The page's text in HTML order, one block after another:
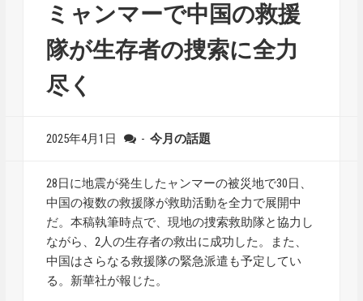
ミャンマーで中国の救援
隊が生存者の捜索に全力
尽く
2025年4月1日 - 今月の話題
28日に地震が発生したャンマーの被災地で30日、
中国の複数の救援隊が救助活動を全力で展開中
だ。本稿執筆時点で、現地の捜索救助隊と協力し
ながら、2人の生存者の救出に成功した。また、
中国はさらなる救援隊の緊急派遣も予定してい
る。新華社が報じた。